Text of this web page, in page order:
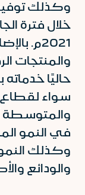
وكذلك
2021م.
والمنتجات
حاليًا
سواء لقطاع
والمتوسطة
في النمو
وكذلك
والودائع